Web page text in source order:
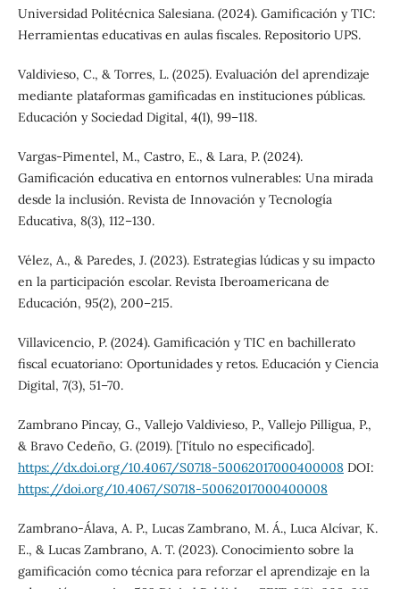
Universidad Politécnica Salesiana. (2024). Gamificación y TIC:
Herramientas educativas en aulas fiscales. Repositorio UPS.
Valdivieso, C., & Torres, L. (2025). Evaluación del aprendizaje
mediante plataformas gamificadas en instituciones públicas.
Educación y Sociedad Digital, 4(1), 99–118.
Vargas-Pimentel, M., Castro, E., & Lara, P. (2024).
Gamificación educativa en entornos vulnerables: Una mirada
desde la inclusión. Revista de Innovación y Tecnología
Educativa, 8(3), 112–130.
Vélez, A., & Paredes, J. (2023). Estrategias lúdicas y su impacto
en la participación escolar. Revista Iberoamericana de
Educación, 95(2), 200–215.
Villavicencio, P. (2024). Gamificación y TIC en bachillerato
fiscal ecuatoriano: Oportunidades y retos. Educación y Ciencia
Digital, 7(3), 51–70.
Zambrano Pincay, G., Vallejo Valdivieso, P., Vallejo Pilligua, P.,
& Bravo Cedeño, G. (2019). [Título no especificado].
https://dx.doi.org/10.4067/S0718-50062017000400008DOI:
https://doi.org/10.4067/S0718-50062017000400008
Zambrano-Álava, A. P., Lucas Zambrano, M. Á., Luca Alcívar, K.
E., & Lucas Zambrano, A. T. (2023). Conocimiento sobre la
gamificación como técnica para reforzar el aprendizaje en la